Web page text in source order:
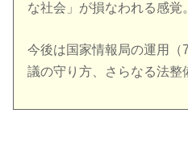
な社会」が損なわれる感覚。
今後は国家情報局の運用
議の守り方、さらなる法整